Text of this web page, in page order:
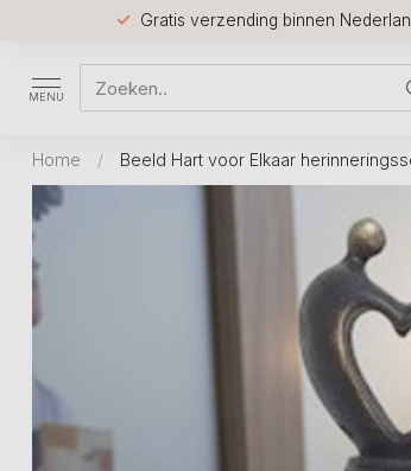
Gratis verzending binnen
MENU
Home / Beeld Hart voor Elkaar